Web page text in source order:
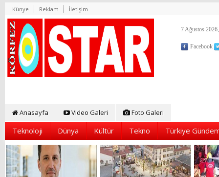
Künye Reklam İletişim
7 Ağustos
Facebook
Anasayfa Video Galeri Foto Galeri
Teknoloji Dünya Kültür Tekno Türkiye